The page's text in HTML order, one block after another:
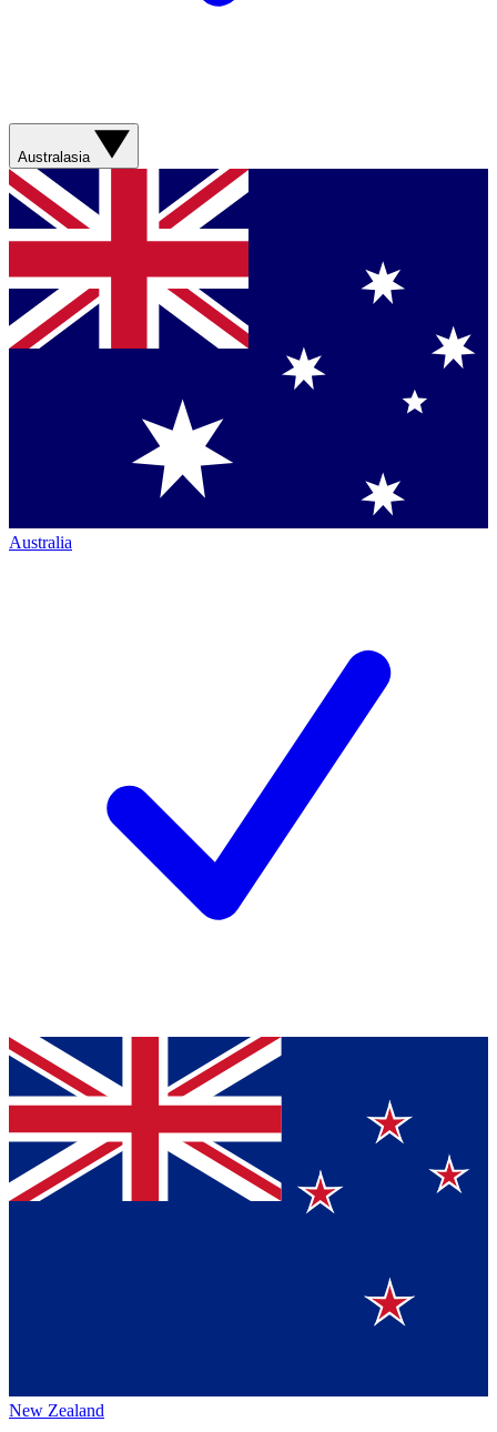
Australasia
Australia
New Zealand